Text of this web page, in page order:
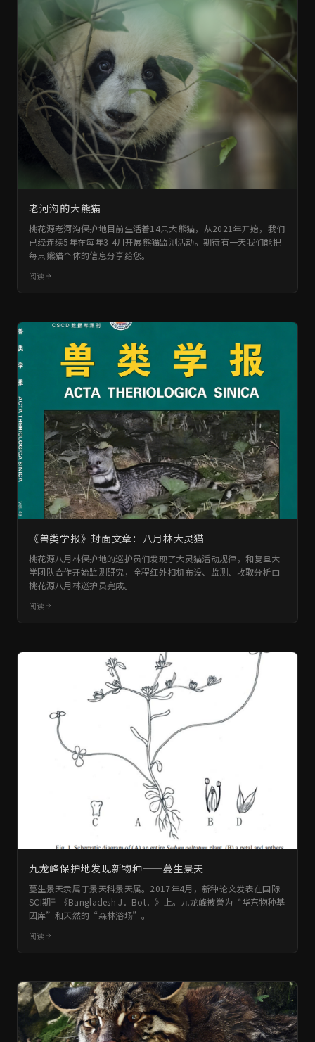
老河沟的大熊猫
桃花源老河沟保护地目前生活着14只大熊猫，从2021年开始，我们
已经连续5年在每年3-4月开展熊猫监测活动。期待有一天我们能把
每只熊猫个体的信息分享给您。
阅读
《兽类学报》封面文章：八月林大灵猫
桃花源八月林保护地的巡护员们发现了大灵猫活动规律，和复旦大
学团队合作开始监测研究，全程红外相机布设、监测、收取分析由
桃花源八月林巡护员完成。
阅读
九龙峰保护地发现新物种——蔓生景天
蔓生景天隶属于景天科景天属。2017年4月，新种论文发表在国际
SCI期刊《Bangladesh J．Bot．》上。九龙峰被誉为“华东物种基
因库”和天然的“森林浴场”。
阅读